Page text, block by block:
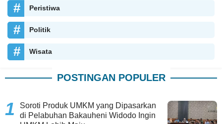
Peristiwa
Politik
Wisata
POSTINGAN POPULER
Soroti Produk UMKM yang Dipasarkan
di Pelabuhan Bakauheni Widodo Ingin